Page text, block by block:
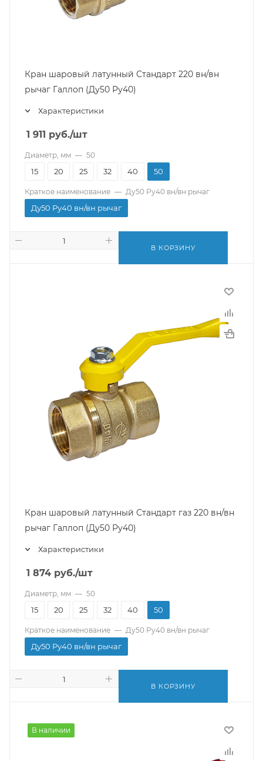
Кран шаровый латунный Стандарт 220 вн/вн
рычаг Галлоп (Ду50 Ру40)
Характеристики
1 911 руб./шт
Диаметр, мм — 50
15 20 25 32 40 50
Краткое наименование — Ду50 Ру40 вн/вн рычаг
Ду50 Ру40 вн/вн рычаг
В КОРЗИНУ
Кран шаровый латунный Стандарт газ 220 вн/вн
рычаг Галлоп (Ду50 Ру40)
Характеристики
1 874 руб./шт
Диаметр, мм — 50
15 20 25 32 40 50
Краткое наименование — Ду50 Ру40 вн/вн рычаг
Ду50 Ру40 вн/вн рычаг
В КОРЗИНУ
В наличии